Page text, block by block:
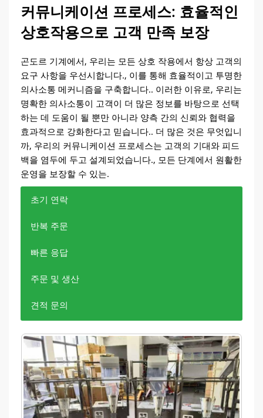
커뮤니케이션 프로세스: 효율적인
상호작용으로 고객 만족 보장
곤도르 기계에서, 우리는 모든 상호 작용에서 항상 고객의
요구 사항을 우선시합니다., 이를 통해 효율적이고 투명한
의사소통 메커니즘을 구축합니다.. 이러한 이유로, 우리는
명확한 의사소통이 고객이 더 많은 정보를 바탕으로 선택
하는 데 도움이 될 뿐만 아니라 양측 간의 신뢰와 협력을
효과적으로 강화한다고 믿습니다.. 더 많은 것은 무엇입니
까, 우리의 커뮤니케이션 프로세스는 고객의 기대와 피드
백을 염두에 두고 설계되었습니다., 모든 단계에서 원활한
운영을 보장할 수 있는.
초기 연락
반복 주문
빠른 응답
주문 및 생산
견적 문의
첫 번째 상호작용 중, 우리는 포장 기계에 대한 방글
라데시 고객의 특정 요구 사항을 철저히 이해했습니
다., 이를 통해 가장 적합한 솔루션을 제공할 수 있도
록 보장합니다.. 게다가, 우리 프로젝트 팀은 방글라
데시 고객의 적용 시나리오에 맞는 전문적인 조언을
주의 깊게 듣고 제공했습니다..
방글라데시 고객들에 대해 말하자면, 그들은 다양한
제품을 구매하기 위해 Gondor 회사를 선택했습니
다.식품 가공 및 포장 기계이전의 성공적인 협력으
로 인해 계속해서, 이는 제품 품질과 서비스 측면에
서 당사의 강점을 반영합니다.. 구체적인 성공사례를
소개함으로써, 고객의 신뢰를 성공적으로 얻었습니
이 문의를 받은 후, 최단 시간 내에 대응하며 제품 요
구 사항 및 운송 방법에 대한 전체 커뮤니케이션 주
기는 일주일 이내입니다.. 그러므로, 우리는 고객이
가능한 한 최단 시간 내에 필요한 정보와 맞춤형 솔
루션을 얻을 수 있도록 보장합니다.. 이러한 이유로,
이러한 효율적인 커뮤니케이션 방식은 고객 만족도
8월 16, 2024, 방글라데시 고객은 대금을 지불하고
공압 포장 기계 8대와 페이스트 포장 기계 8대를 주
문했습니다.. 그들이 주문을 한 후, 우리는 즉시
Gondor 공장에서 생산을 준비했습니다.. 우리는 열
흘 안에 생산을 완료하겠다고 약속했습니다., 결과적
으로, 우리는 8월까지 적시 배송을 보장했습니다 28,
받고 프로젝트를 더 빠르게 시작하세요..